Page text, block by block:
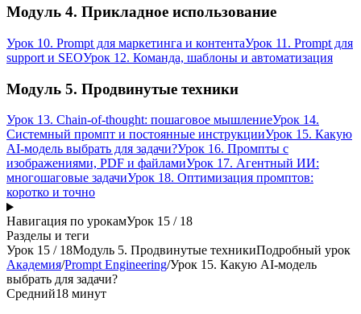
Модуль 4. Прикладное использование
Урок 10. Prompt для маркетинга и контентаУрок 11. Prompt для
support и SEOУрок 12. Команда, шаблоны и автоматизация
Модуль 5. Продвинутые техники
Урок 13. Chain-of-thought: пошаговое мышлениеУрок 14.
Системный промпт и постоянные инструкцииУрок 15. Какую
AI-модель выбрать для задачи?Урок 16. Промпты с
изображениями, PDF и файламиУрок 17. Агентный ИИ:
многошаговые задачиУрок 18. Оптимизация промптов:
коротко и точно
Навигация по урокамУрок 15 / 18
Разделы и теги
Урок 15 / 18Модуль 5. Продвинутые техникиПодробный урок
Академия/Prompt Engineering/Урок 15. Какую AI-модель
выбрать для задачи?
Средний18 минут